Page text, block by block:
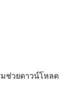
มช่วยดาวน์โหลด